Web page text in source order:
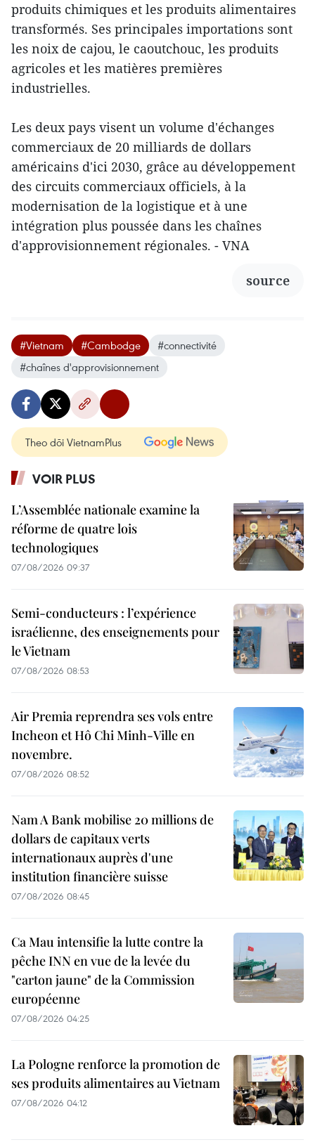
produits chimiques et les produits alimentaires
transformés. Ses principales importations sont
les noix de cajou, le caoutchouc, les produits
agricoles et les matières premières
industrielles.
Les deux pays visent un volume d'échanges
commerciaux de 20 milliards de dollars
américains d'ici 2030, grâce au développement
des circuits commerciaux officiels, à la
modernisation de la logistique et à une
intégration plus poussée dans les chaînes
d'approvisionnement régionales. - VNA
source
#Vietnam #Cambodge
#connectivité
#chaînes d'approvisionnement
Theo dõi VietnamPlus
VOIR PLUS
L’Assemblée nationale examine la
réforme de quatre lois
technologiques
07/08/2026 09:37
Semi-conducteurs : l’expérience
israélienne, des enseignements pour
le Vietnam
07/08/2026 08:53
Air Premia reprendra ses vols entre
Incheon et Hô Chi Minh-Ville en
novembre.
07/08/2026 08:52
Nam A Bank mobilise 20 millions de
dollars de capitaux verts
internationaux auprès d'une
institution financière suisse
07/08/2026 08:45
Ca Mau intensifie la lutte contre la
pêche INN en vue de la levée du
"carton jaune" de la Commission
européenne
07/08/2026 04:25
La Pologne renforce la promotion de
ses produits alimentaires au Vietnam
07/08/2026 04:12